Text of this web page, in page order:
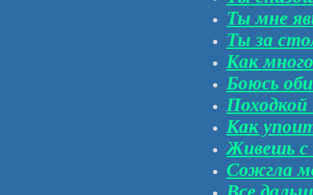
Ты мне
Ты за
Как
Боюсь
Походкой
Как
Живешь с
Сожгла